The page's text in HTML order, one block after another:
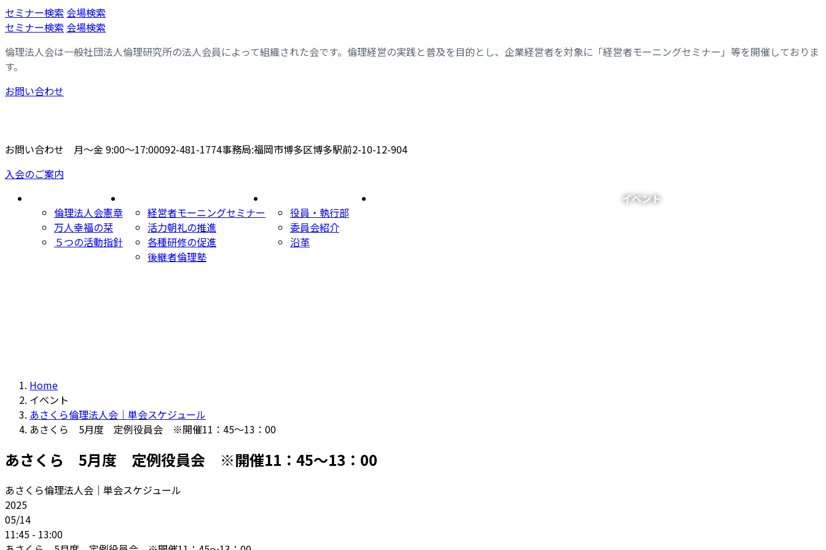
コ
ン
ン
ツ
へ
ス
プ
ナ
ビ
ー
シ
ョ
ン
動
セミナー検索 会場検索
セミナー検索 会場検索
倫理法人会は一般社団法人倫理研究所の法人会員によって組織された会です。倫理経営の実践と普及を目的とし、企業経営者を対象に「経営者モーニングセミナー」等を開催しておりま
す。
お問い合わせ
お問い合わせ 月〜金 9:00〜17:00092-481-1774事務局:福岡市博多区博多駅前2-10-12-904
入会のご案内
倫理法人会憲章
万人幸福の栞
５つの活動指針
経営者モーニングセミナー
活力朝礼の推進
各種研修の促進
後継者倫理塾
福岡県倫理法人会の紹介
役員・執行部
委員会紹介
沿革
イベント
Home
イベント
あさくら倫理法人会｜単会スケジュール
あさくら 5月度 定例役員会 ※開催11：45～13：00
あさくら 5月度 定例役員会 ※開催11：45～13：00
あさくら倫理法人会｜単会スケジュール
2025
05/14
11:45 - 13:00